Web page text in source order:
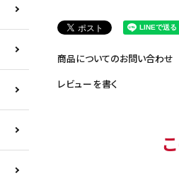
商品についてのお問い合わせ
レビューを書く